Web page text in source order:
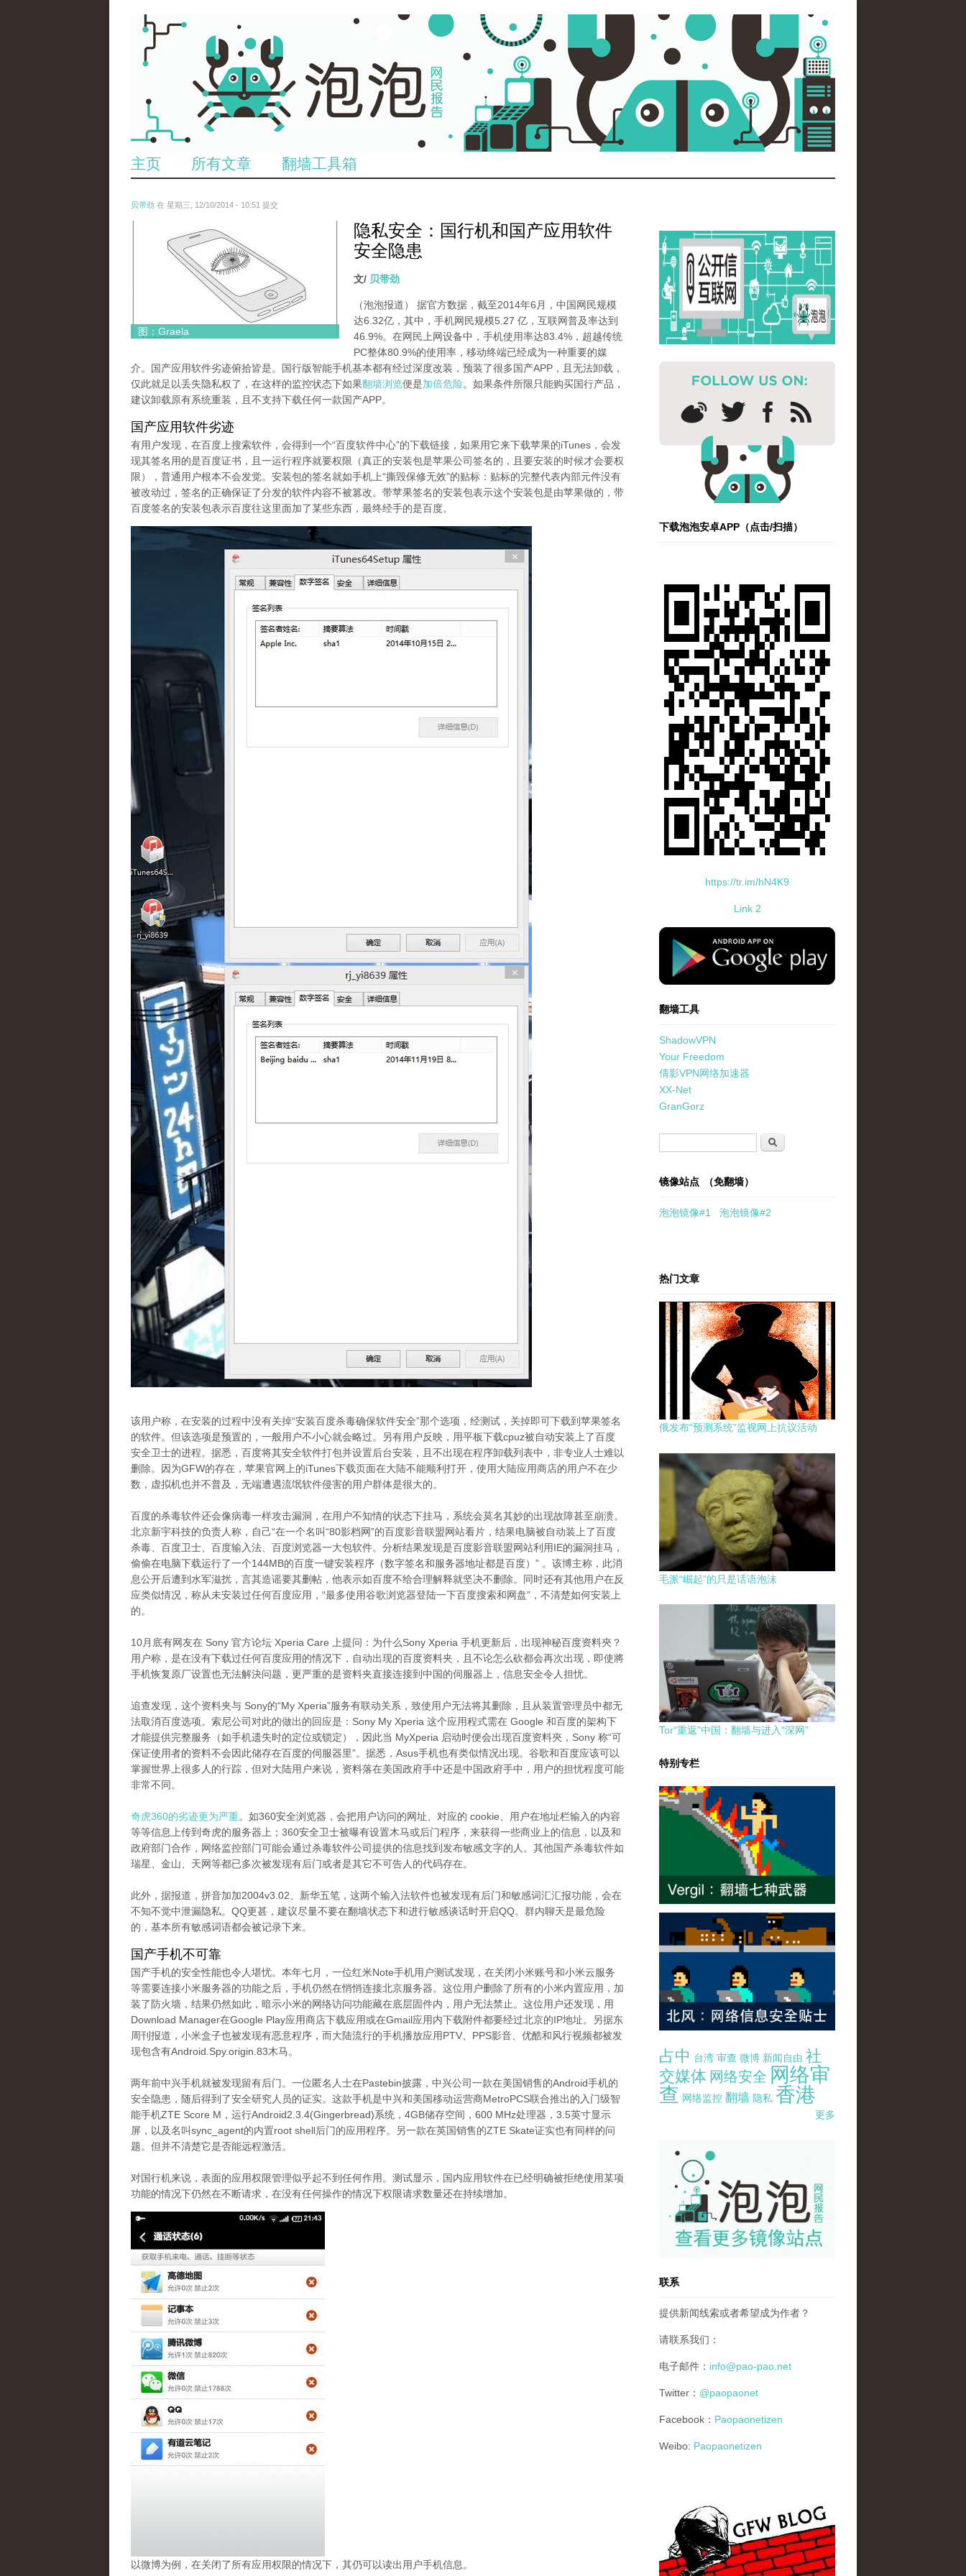
主页 所有文章 翻墙工具箱
贝带劲 在 星期三, 12/10/2014 - 10:51 提交
5761078700_3bee0538d9_z.jpg
图：Graela
隐私安全：国行机和国产应用软件
安全隐患
文/ 贝带劲
（泡泡报道） 据官方数据，截至2014年6月，中国网民规模
达6.32亿，其中，手机网民规模5.27 亿，互联网普及率达到
46.9%。在网民上网设备中，手机使用率达83.4%，超越传统
PC整体80.9%的使用率，移动终端已经成为一种重要的媒
介。国产应用软件劣迹俯拾皆是。国行版智能手机基本都有经过深度改装，预装了很多国产APP，且无法卸载，
仅此就足以丢失隐私权了，在这样的监控状态下如果翻墙浏览便是加倍危险。如果条件所限只能购买国行产品，
建议卸载原有系统重装，且不支持下载任何一款国产APP。
国产应用软件劣迹
有用户发现，在百度上搜索软件，会得到一个“百度软件中心”的下载链接，如果用它来下载苹果的iTunes，会发
现其签名用的是百度证书，且一运行程序就要权限（真正的安装包是苹果公司签名的，且要安装的时候才会要权
限），普通用户根本不会发觉。安装包的签名就如手机上“撕毁保修无效”的贴标：贴标的完整代表内部元件没有
被改动过，签名的正确保证了分发的软件内容不被篡改。带苹果签名的安装包表示这个安装包是由苹果做的，带
百度签名的安装包表示百度往这里面加了某些东西，最终经手的是百度。
tu_1.jpg
该用户称，在安装的过程中没有关掉“安装百度杀毒确保软件安全”那个选项，经测试，关掉即可下载到苹果签名
的软件。但该选项是预置的，一般用户不小心就会略过。另有用户反映，用平板下载cpuz被自动安装上了百度
安全卫士的进程。据悉，百度将其安全软件打包并设置后台安装，且不出现在程序卸载列表中，非专业人士难以
删除。因为GFW的存在，苹果官网上的iTunes下载页面在大陆不能顺利打开，使用大陆应用商店的用户不在少
数，虚拟机也并不普及，无端遭遇流氓软件侵害的用户群体是很大的。
百度的杀毒软件还会像病毒一样攻击漏洞，在用户不知情的状态下挂马，系统会莫名其妙的出现故障甚至崩溃。
北京新宇科技的负责人称，自己“在一个名叫“80影档网”的百度影音联盟网站看片，结果电脑被自动装上了百度
杀毒、百度卫士、百度输入法、百度浏览器一大包软件。分析结果发现是百度影音联盟网站利用IE的漏洞挂马，
偷偷在电脑下载运行了一个144MB的百度一键安装程序（数字签名和服务器地址都是百度）” 。该博主称，此消
息公开后遭到水军滋扰，言其造谣要其删帖，他表示如百度不给合理解释就坚决不删除。同时还有其他用户在反
应类似情况，称从未安装过任何百度应用，“最多使用谷歌浏览器登陆一下百度搜索和网盘”，不清楚如何安装上
的。
10月底有网友在 Sony 官方论坛 Xperia Care 上提问：为什么Sony Xperia 手机更新后，出现神秘百度资料夾？
用户称，是在没有下载过任何百度应用的情况下，自动出现的百度资料夹，且不论怎么砍都会再次出现，即使將
手机恢复原厂设置也无法解決问题，更严重的是资料夹直接连接到中国的伺服器上，信息安全令人担忧。
追查发现，这个资料夹与 Sony的“My Xperia”服务有联动关系，致使用户无法将其删除，且从装置管理员中都无
法取消百度选项。索尼公司对此的做出的回应是：Sony My Xperia 这个应用程式需在 Google 和百度的架构下
才能提供完整服务（如手机遗失时的定位或锁定），因此当 MyXperia 启动时便会出现百度资料夾，Sony 称“可
保证使用者的资料不会因此储存在百度的伺服器里”。据悉，Asus手机也有类似情况出现。谷歌和百度应该可以
掌握世界上很多人的行踪，但对大陆用户来说，资料落在美国政府手中还是中国政府手中，用户的担忧程度可能
非常不同。
奇虎360的劣迹更为严重。如360安全浏览器，会把用户访问的网址、对应的 cookie、用户在地址栏输入的内容
等等信息上传到奇虎的服务器上；360安全卫士被曝有设置木马或后门程序，来获得一些商业上的信息，以及和
政府部门合作，网络监控部门可能会通过杀毒软件公司提供的信息找到发布敏感文字的人。其他国产杀毒软件如
瑞星、金山、天网等都已多次被发现有后门或者是其它不可告人的代码存在。
此外，据报道，拼音加加2004v3.02、新华五笔，这两个输入法软件也被发现有后门和敏感词汇汇报功能，会在
不知不觉中泄漏隐私。QQ更甚，建议尽量不要在翻墙状态下和进行敏感谈话时开启QQ。群内聊天是最危险
的，基本所有敏感词语都会被记录下来。
国产手机不可靠
国产手机的安全性能也令人堪忧。本年七月，一位红米Note手机用户测试发现，在关闭小米账号和小米云服务
等需要连接小米服务器的功能之后，手机仍然在悄悄连接北京服务器。这位用户删除了所有的小米内置应用，加
装了防火墙，结果仍然如此，暗示小米的网络访问功能藏在底层固件内，用户无法禁止。这位用户还发现，用
Download Manager在Google Play应用商店下载应用或在Gmail应用内下载附件都要经过北京的IP地址。另据东
周刊报道，小米盒子也被发现有恶意程序，而大陆流行的手机播放应用PTV、PPS影音、优酷和风行视频都被发
现包含有Android.Spy.origin.83木马。
两年前中兴手机就被发现留有后门。一位匿名人士在Pastebin披露，中兴公司一款在美国销售的Android手机的
安全隐患，随后得到了安全研究人员的证实。这款手机是中兴和美国移动运营商MetroPCS联合推出的入门级智
能手机ZTE Score M，运行Android2.3.4(Gingerbread)系统，4GB储存空间，600 MHz处理器，3.5英寸显示
屏，以及名叫sync_agent的内置root shell后门的应用程序。另一款在英国销售的ZTE Skate证实也有同样的问
题。但并不清楚它是否能远程激活。
对国行机来说，表面的应用权限管理似乎起不到任何作用。测试显示，国内应用软件在已经明确被拒绝使用某项
功能的情况下仍然在不断请求，在没有任何操作的情况下权限请求数量还在持续增加。
以微博为例，在关闭了所有应用权限的情况下，其仍可以读出用户手机信息。
下载泡泡安卓APP（点击/扫描）
https://tr.im/hN4K9
Link 2
standard-icon-googleplay-app-store.png
翻墙工具
ShadowVPN
Your Freedom
倩影VPN网络加速器
XX-Net
GranGorz
搜索
镜像站点 （免翻墙）
泡泡镜像#1 泡泡镜像#2
热门文章
俄发布“预测系统”监视网上抗议活动
毛派“崛起”的只是话语泡沫
Tor“重返”中国：翻墙与进入“深网”
特别专栏
占中 台湾 审查 微博 新闻自由 社
交媒体 网络安全 网络审
查 网络监控 翻墙 隐私 香港
更多
pao-pao-banner-mirror-site-120814.jpg
联系
提供新闻线索或者希望成为作者？
请联系我们：
电子邮件： info@pao-pao.net
Twitter： @paopaonet
Facebook： Paopaonetizen
Weibo: Paopaonetizen
gfw_blog_small.jpg